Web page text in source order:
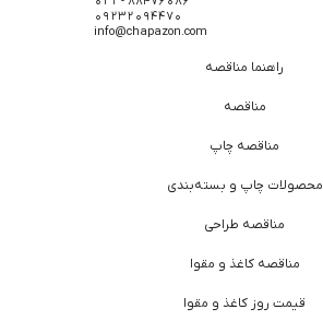
09232094470
info@chapazon.com
راهنما مناقصه
مناقصه
مناقصه چاپ
محصولات چاپ و بسته‌بندی
مناقصه طراحی
مناقصه کاغذ و مقوا
قیمت روز کاغذ و مقوا